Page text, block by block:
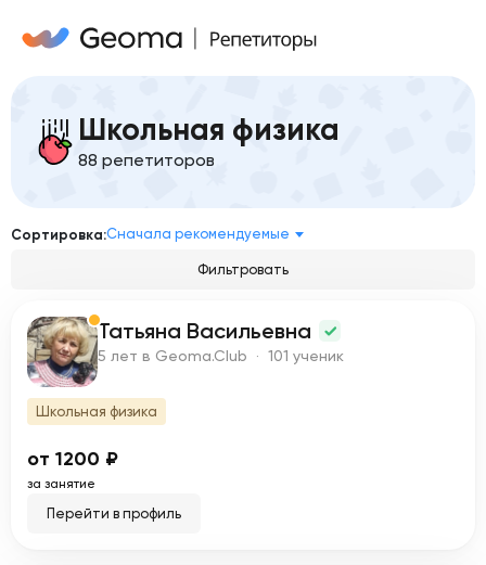
Школьная физика
88 репетиторов
Сортировка:Сначала рекомендуемые
Фильтровать
Т Татьяна Васильевна
5 лет в Geoma.Club · 101 ученик
Школьная физика
от 1200 ₽
за занятие
Перейти в профиль